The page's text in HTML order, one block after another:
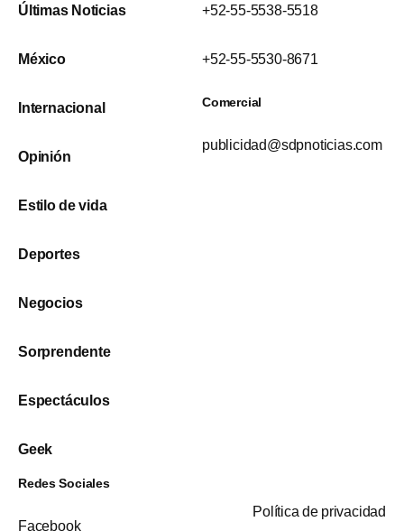
Últimas Noticias
México
Internacional
Opinión
Estilo de vida
Deportes
Negocios
Sorprendente
Espectáculos
Geek
+52-55-5538-5518
+52-55-5530-8671
Comercial
publicidad@sdpnoticias.com
Redes Sociales
Facebook
Política de privacidad